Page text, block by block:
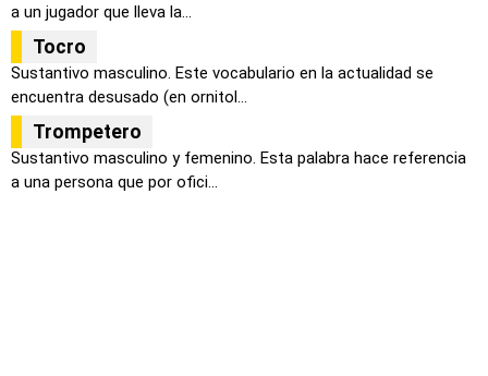
a un jugador que lleva la...
Tocro
Sustantivo masculino. Este vocabulario en la actualidad se
encuentra desusado (en ornitol...
Trompetero
Sustantivo masculino y femenino. Esta palabra hace referencia
a una persona que por ofici...